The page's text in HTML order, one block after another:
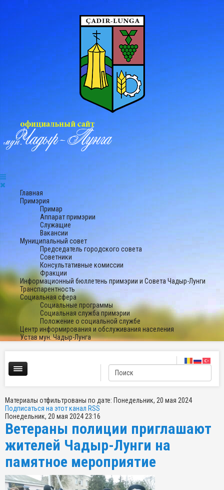
Главная
Примэрия
Примар
Аппарат примэрии
Служащие
Вакансии
Муниципальный совет
Председатель городского совета
Советники
Консультативные комиссии
Фракции
Информационный бюллетень примэрии и Совета Чадыр-Лунги
Транспарентность
Социальная сфера
Социальные программы
Социальная служба примэрии
Положение о социальной службе
Центр информирования и обслуживания населения
Устав мун. Чадыр-Лунга
Материалы отфильтрованы по дате: Понедельник, 20 мая 2024
Подписаться на этот канал RSS
Понедельник, 20 мая 2024 23:16
Ветераны полиции приглашают
жителей Чадыр-Лунги на
памятное мероприятие